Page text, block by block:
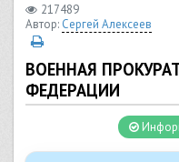
217489
Автор: Сергей Алексеев
ВОЕННАЯ
ФЕДЕРАЦИИ